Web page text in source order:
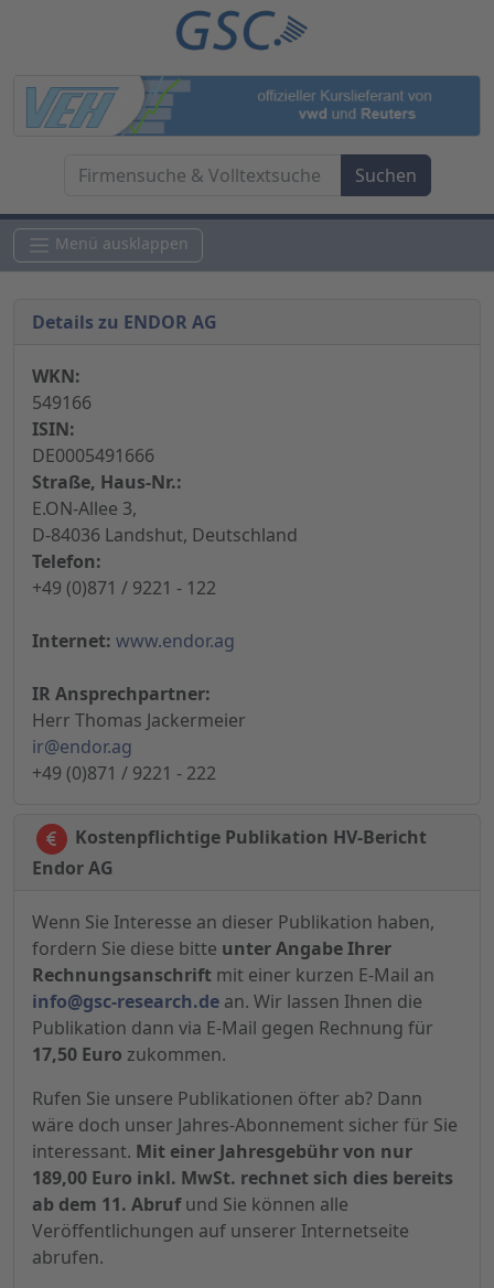
Menü ausklappen
Details zu ENDOR AG
WKN:
549166
ISIN:
DE0005491666
Straße, Haus-Nr.:
E.ON-Allee 3,
D-84036 Landshut, Deutschland
Telefon:
+49 (0)871 / 9221 - 122
Internet: www.endor.ag
IR Ansprechpartner:
Herr Thomas Jackermeier
ir@endor.ag
+49 (0)871 / 9221 - 222
Kostenpflichtige Publikation HV-Bericht
Endor AG
Wenn Sie Interesse an dieser Publikation haben,
fordern Sie diese bitte unter Angabe Ihrer
Rechnungsanschrift mit einer kurzen E-Mail an
info@gsc-research.de an. Wir lassen Ihnen die
Publikation dann via E-Mail gegen Rechnung für
17,50 Euro zukommen.
Rufen Sie unsere Publikationen öfter ab? Dann
wäre doch unser Jahres-Abonnement sicher für Sie
interessant. Mit einer Jahresgebühr von nur
189,00 Euro inkl. MwSt. rechnet sich dies bereits
ab dem 11. Abrufund Sie können alle
Veröffentlichungen auf unserer Internetseite
abrufen.